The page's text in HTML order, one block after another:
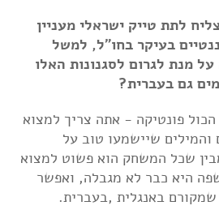
לתת טייק ישראלי מעניין
בעיקר בחו"ל, למשל
מנת לגרום לסגנונות האלו
גם בעברית?
פונטיקה - אתה צריך למצוא
שיישמעו טוב על
שכל המשחק הוא פשוט למצוא
היא כבר לא מגבלה, ואפשר
באנגלית ,בעברית.